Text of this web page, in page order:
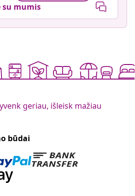
su mumis
geriau, išleisk mažiau
būdai